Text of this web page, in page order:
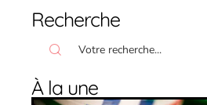
Recherche
À la une